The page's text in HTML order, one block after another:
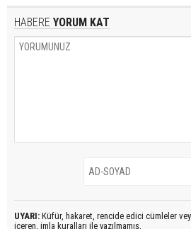
HABERE YORUM KAT
UYARI: Küfür, hakaret, rencide edici cümleler
içeren, imla kuralları ile yazılmamış,